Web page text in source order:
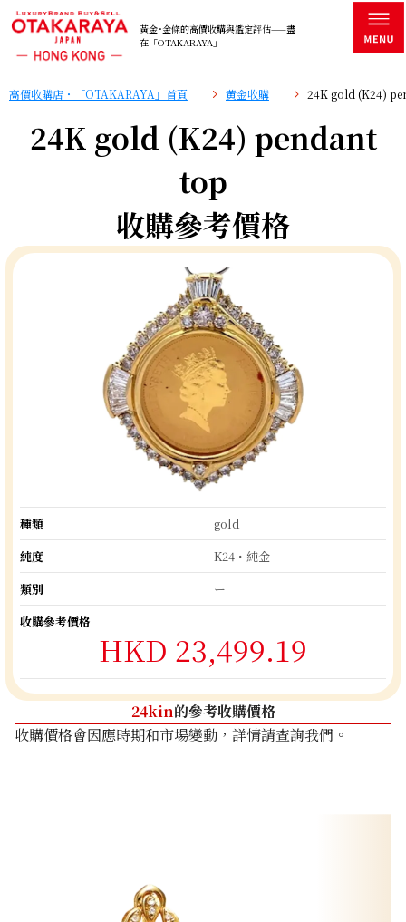
黃金･金條的高價收購與鑑定評估——盡
在「OTAKARAYA」
高價收購店・「OTAKARAYA」首頁 黄金收購 24K gold (K24)
24K gold (K24) pendant
top
收購參考價格
種類
gold
純度
K24・純金
類別
ー
收購參考價格
HKD 23,499.19
24kin的參考收購價格
收購價格會因應時期和市場變動，詳情請查詢我們。